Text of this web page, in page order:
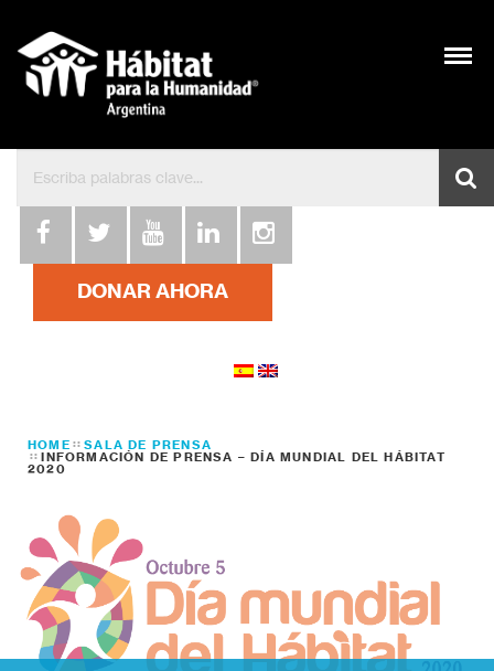
DONAR AHORA
HOME SALA DE PRENSA
INFORMACIÓN DE PRENSA – DÍA MUNDIAL DEL HÁBITAT
2020